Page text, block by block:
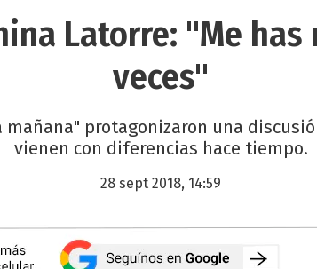
Latorre: "Me
veces"
mañana" protagonizaron una
vienen con diferencias hace tiempo.
28 sept 2018, 14:59